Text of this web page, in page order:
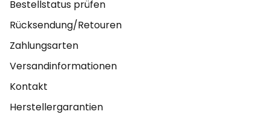
Bestellstatus prüfen
Rücksendung/Retouren
Zahlungsarten
Versandinformationen
Kontakt
Herstellergarantien